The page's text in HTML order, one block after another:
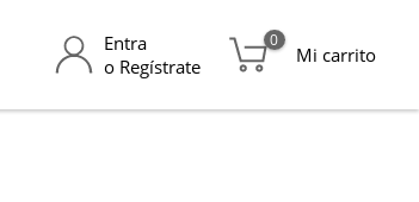
Entra
o Regístrate
0
Mi carrito